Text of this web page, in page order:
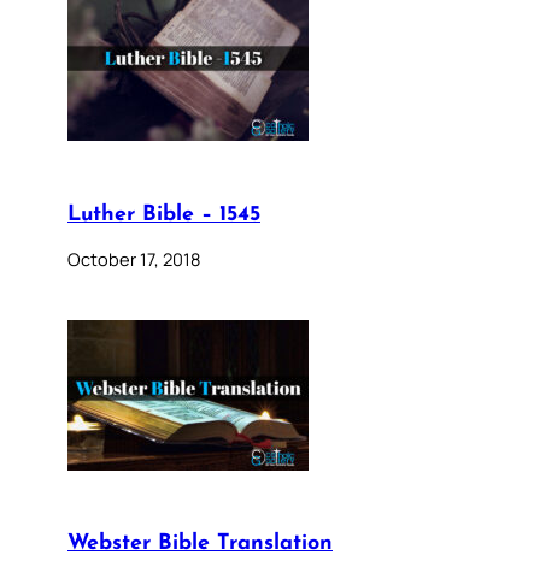
Luther Bible – 1545
October 17, 2018
Webster Bible Translation